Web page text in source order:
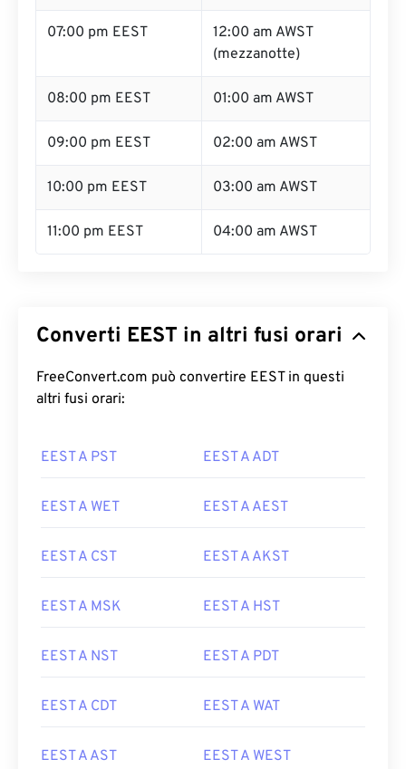
07:00 pm EEST
12:00 am AWST
(mezzanotte)
08:00 pm EEST 01:00 am AWST
09:00 pm EEST 02:00 am AWST
10:00 pm EEST 03:00 am AWST
11:00 pm EEST 04:00 am AWST
Converti EEST in altri fusi orari
FreeConvert.com può convertire EEST in questi
altri fusi orari:
EEST A PST EEST A ADT
EEST A WET EEST A AEST
EEST A CST EEST A AKST
EEST A MSK EEST A HST
EEST A NST EEST A PDT
EEST A CDT EEST A WAT
EEST A AST EEST A WEST